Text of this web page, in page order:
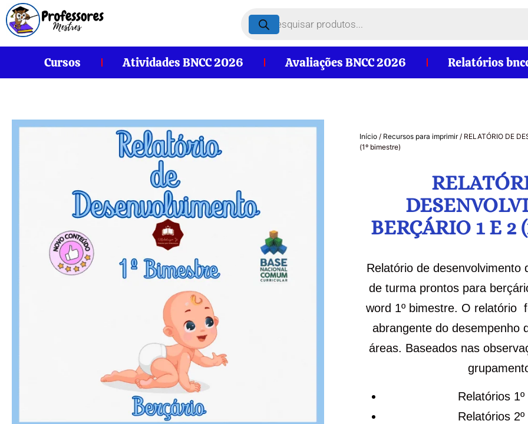
Cursos Atividades BNCC 2026 Avaliações BNCC 2026 Relatórios
Início / Recursos para imprimir/ RELATÓRIO DE
(1º bimestre)
BERÇÁRIO 1 E 2
Relatório de desenvolvimento
de turma prontos para
word 1º bimestre. O relatório
abrangente do desempenho
áreas. Baseados nas
Relatórios
Relatórios